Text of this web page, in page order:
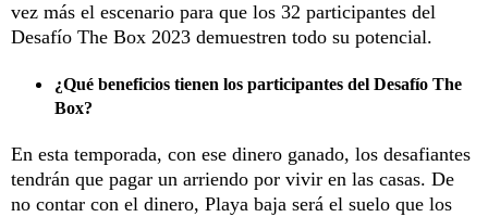
vez más el escenario para que los 32 participantes del
Desafío The Box 2023 demuestren todo su potencial.
¿Qué beneficios tienen los participantes del Desafío The
Box?
En esta temporada, con ese dinero ganado, los desafiantes
tendrán que pagar un arriendo por vivir en las casas. De
no contar con el dinero, Playa baja será el suelo que los